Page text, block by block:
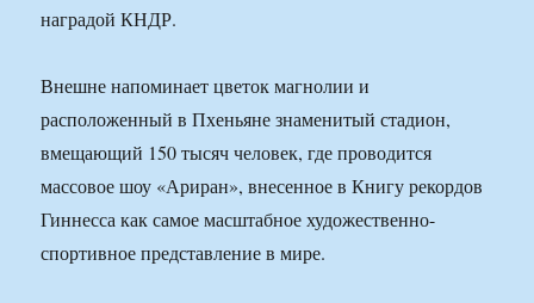
наградой КНДР.
Внешне напоминает цветок магнолии и
расположенный в Пхеньяне знаменитый стадион,
вмещающий 150 тысяч человек, где проводится
массовое шоу «Ариран», внесенное в Книгу рекордов
Гиннесса как самое масштабное художественно-
спортивное представление в мире.